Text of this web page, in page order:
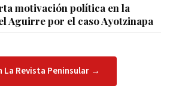
motivación política en la
Aguirre por el caso Ayotzinapa
La Revista Peninsular →